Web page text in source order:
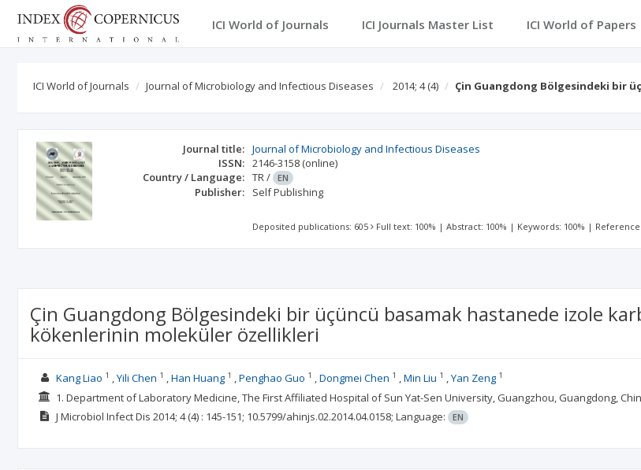
ICI World of Journals ICI Journals Master List ICI World of Papers
ICI World of Journals Journal of Microbiology and Infectious Diseases 2014; 4(4) Çin Guangdong Bölgesindeki bir
Journal title: Journal of Microbiology and Infectious Diseases
ISSN: 2146-3158 (online)
Country / Language: TR/ EN
Publisher: Self Publishing
Deposited publications: 605 Full text: 100% |Abstract: 100% | Keywords: 100% |
Çin Guangdong Bölgesindeki bir üçüncü basamak hastanede izole
kökenlerinin moleküler özellikleri
Kang Liao 1 Yili Chen 1 Han Huang1 Penghao Guo 1 Dongmei Chen 1 Min Liu 1 Yan Zeng1
1. Department of Laboratory Medicine, The First Affiliated Hospital of Sun Yat-Sen University, Guangzhou, Guangdong,
J Microbiol Infect Dis 2014; 4(4) : 145-151; 10.5799/ahinjs.02.2014.04.0158; Language: EN